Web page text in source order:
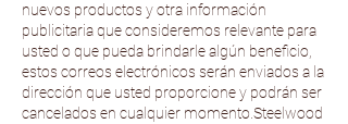
nuevos productos y otra información
publicitaria que consideremos relevante para
usted o que pueda brindarle algún beneficio,
estos correos electrónicos serán enviados a la
dirección que usted proporcione y podrán ser
cancelados en cualquier momento.Steelwood